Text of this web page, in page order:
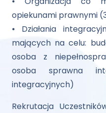
opiekunami prawnymi
⦁ Działania
mających na celu:
osoba z
osoba sprawna
integracyjnych)
Rekrutacja